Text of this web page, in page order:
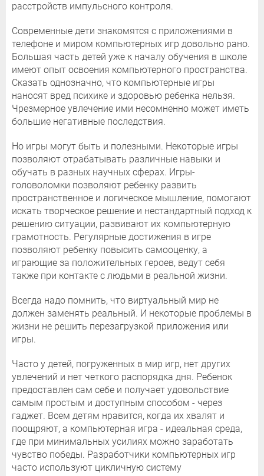
расстройств импульсного контроля.
Современные дети знакомятся с приложениями в
телефоне и миром компьютерных игр довольно рано.
Большая часть детей уже к началу обучения в школе
имеют опыт освоения компьютерного пространства.
Сказать однозначно, что компьютерные игры
наносят вред психике и здоровью ребенка нельзя.
Чрезмерное увлечение ими несомненно может иметь
большие негативные последствия.
Но игры могут быть и полезными. Некоторые игры
позволяют отрабатывать различные навыки и
обучать в разных научных сферах. Игры-
головоломки позволяют ребенку развить
пространственное и логическое мышление, помогают
искать творческое решение и нестандартный подход к
решению ситуации, развивают их компьютерную
грамотность. Регулярные достижения в игре
позволяют ребенку повысить самооценку, а
играющие за положительных героев, ведут себя
также при контакте с людьми в реальной жизни.
Всегда надо помнить, что виртуальный мир не
должен заменять реальный. И некоторые проблемы в
жизни не решить перезагрузкой приложения или
игры.
Часто у детей, погруженных в мир игр, нет других
увлечений и нет четкого распорядка дня. Ребенок
предоставлен сам себе и получает удовольствие
самым простым и доступным способом - через
гаджет. Всем детям нравится, когда их хвалят и
поощряют, а компьютерная игра - идеальная среда,
где при минимальных усилиях можно заработать
чувство победы. Разработчики компьютерных игр
часто используют цикличную систему